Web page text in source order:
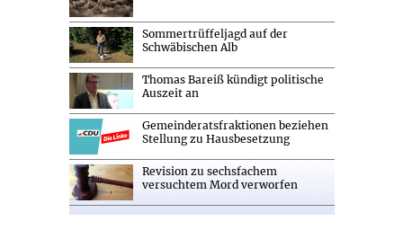
Sommertrüffeljagd auf der
Schwäbischen Alb
Thomas Bareiß kündigt politische
Auszeit an
Gemeinderatsfraktionen beziehen
Stellung zu Hausbesetzung
Revision zu sechsfachem
versuchtem Mord verworfen